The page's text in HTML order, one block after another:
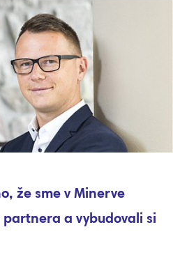
Minerve
vybudovali si
sme